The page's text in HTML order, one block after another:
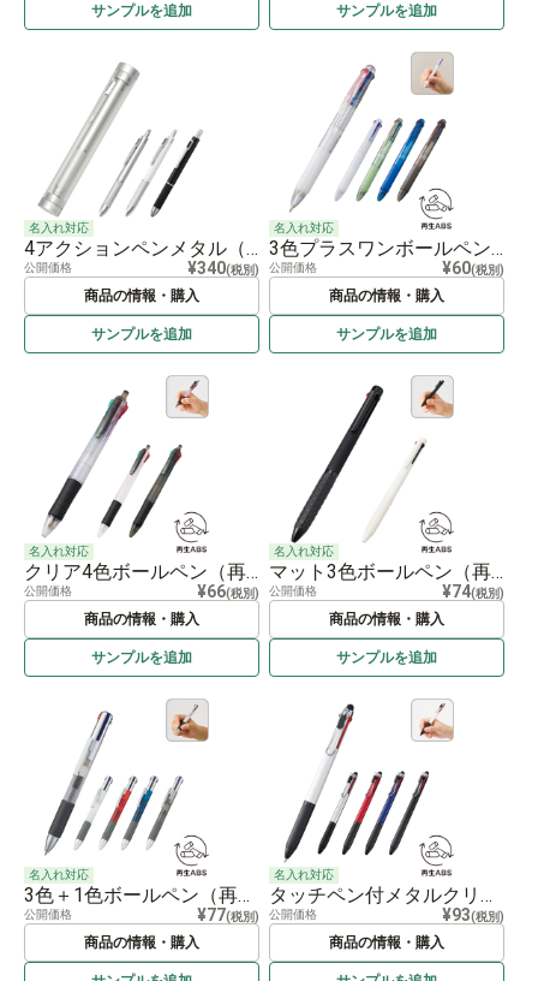
サンプルを追加 サンプルを追加
名入れ対応
4アクションペンメタル（ケース付）
公開価格 ¥340(税別)
商品の情報・購入
サンプルを追加
名入れ対応
3色プラスワンボールペン（再生ABS）
公開価格 ¥60(税別)
商品の情報・購入
サンプルを追加
名入れ対応
クリア4色ボールペン（再生ABS）
公開価格 ¥66(税別)
商品の情報・購入
サンプルを追加
名入れ対応
マット3色ボールペン（再生ABS）
公開価格 ¥74(税別)
商品の情報・購入
サンプルを追加
名入れ対応
3色＋1色ボールペン（再生ABS）
公開価格 ¥77(税別)
商品の情報・購入
名入れ対応
タッチペン付メタルクリップ3色ボールペン
公開価格 ¥93(税別)
商品の情報・購入